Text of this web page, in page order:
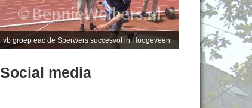
vb groep eac de Sperwers succesvol in Hoogeveen
Social media